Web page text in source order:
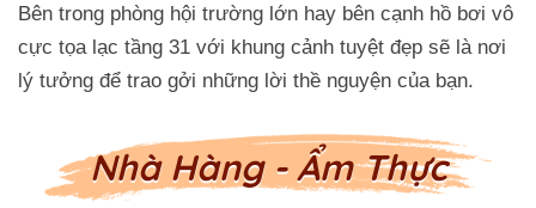
Bên trong phòng hội trường lớn hay bên cạnh hồ bơi vô
cực tọa lạc tầng 31 với khung cảnh tuyệt đẹp sẽ là nơi
lý tưởng để trao gởi những lời thề nguyện của bạn.
Nhà Hàng - Ẩm Thực